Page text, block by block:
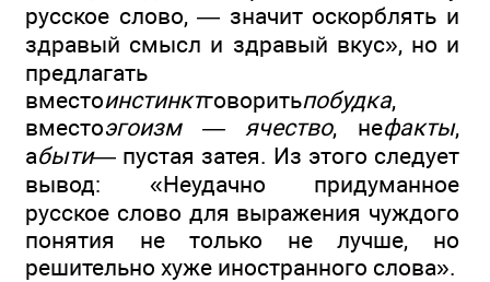
русское слово, — значит оскорблять и
здравый смысл и здравый вкус», но и
предлагать
вместоинстинктговоритьпобудка,
вместоэгоизм — ячество, нефакты,
абыти— пустая затея. Из этого следует
вывод: «Неудачно придуманное
русское слово для выражения чуждого
понятия не только не лучше, но
решительно хуже иностранного слова».